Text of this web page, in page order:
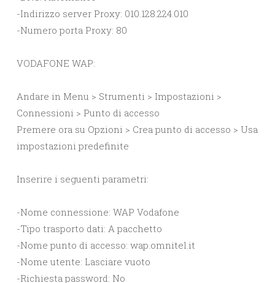
-Indirizzo server Proxy: 010.128.224.010
-Numero porta Proxy: 80
VODAFONE WAP:
Andare in Menu > Strumenti > Impostazioni >
Connessioni > Punto di accesso
Premere ora su Opzioni > Crea punto di accesso > Usa
impostazioni predefinite
Inserire i seguenti parametri:
-Nome connessione: WAP Vodafone
-Tipo trasporto dati: A pacchetto
-Nome punto di accesso: wap.omnitel.it
-Nome utente: Lasciare vuoto
-Richiesta password: No